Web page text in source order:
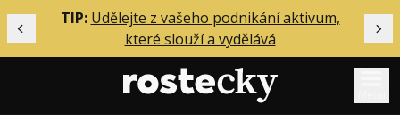
Předchozí
TIP: Udělejte z vašeho podnikání aktivum,
které slouží a vydělává